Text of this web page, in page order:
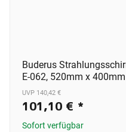
Buderus
E-062, 520mm x
UVP 140,42 €
101,10 € *
Sofort verfügbar